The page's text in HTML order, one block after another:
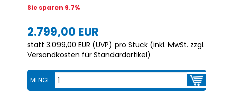
Sie sparen 9.7%
2.799,00 EUR
statt 3.099,00 EUR (UVP) pro Stück (inkl. MwSt. zzgl.
Versandkosten für Standardartikel)
MENGE: